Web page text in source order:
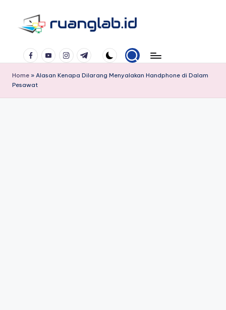
Klik
Banyak
Manfaat
FacebookYouTubeInstagramTelegram
Home » Alasan Kenapa Dilarang Menyalakan Handphone di Dalam
Pesawat